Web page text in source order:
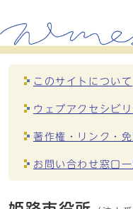
このサイトについて
ウェブアクセシビ
著作権・リンク・
お問い合わせ窓口